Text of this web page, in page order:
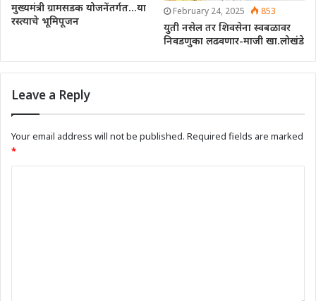
मुख्यमंत्री ग्रामसडक योजनेंतर्गत…या
रस्त्याचे भूमिपूजन
February 24, 2025 853
युती नसेल तर शिवसेना स्वबळावर
निवडणुका लढवणार-माजी खा.लोखंडे
Leave a Reply
Your email address will not be published. Required fields are marked
*